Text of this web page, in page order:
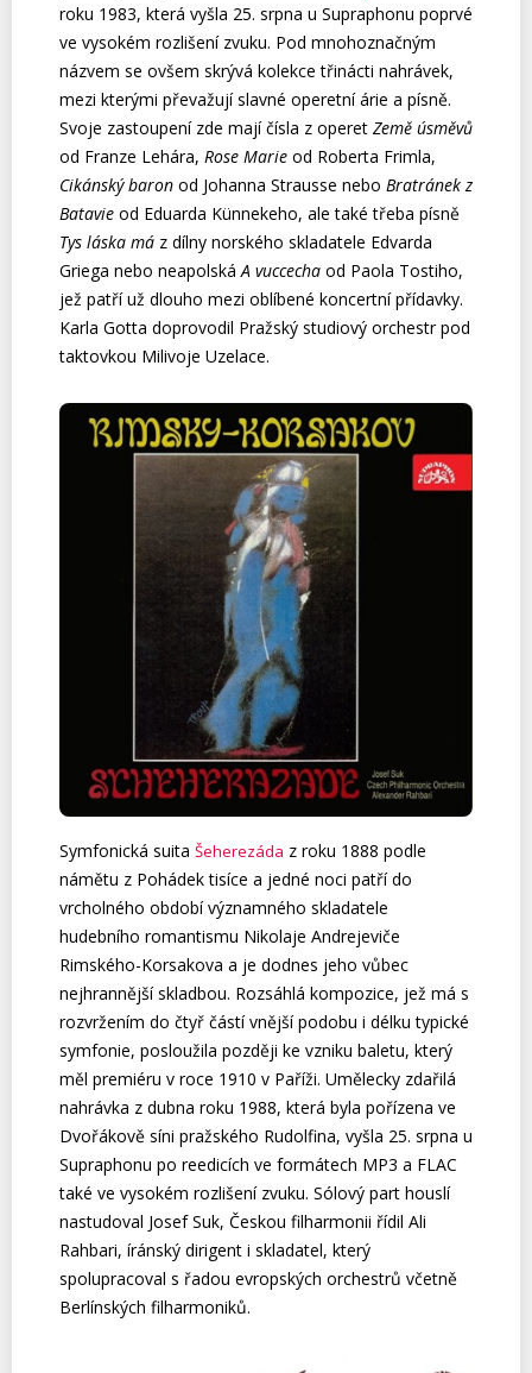
roku 1983, která vyšla 25. srpna u Supraphonu poprvé
ve vysokém rozlišení zvuku. Pod mnohoznačným
názvem se ovšem skrývá kolekce třinácti nahrávek,
mezi kterými převažují slavné operetní árie a písně.
Svoje zastoupení zde mají čísla z operet Země úsměvů
od Franze Lehára, Rose Marie od Roberta Frimla,
Cikánský baron od Johanna Strausse nebo Bratránek z
Batavie od Eduarda Künnekeho, ale také třeba písně
Tys láska má z dílny norského skladatele Edvarda
Griega nebo neapolskáA vuccecha od Paola Tostiho,
jež patří už dlouho mezi oblíbené koncertní přídavky.
Karla Gotta doprovodil Pražský studiový orchestr pod
taktovkou Milivoje Uzelace.
Symfonická suita Šeherezáda z roku 1888 podle
námětu z Pohádek tisíce a jedné noci patří do
vrcholného období významného skladatele
hudebního romantismu Nikolaje Andrejeviče
Rimského-Korsakova a je dodnes jeho vůbec
nejhrannější skladbou. Rozsáhlá kompozice, jež má s
rozvržením do čtyř částí vnější podobu i délku typické
symfonie, posloužila později ke vzniku baletu, který
měl premiéru v roce 1910 v Paříži. Umělecky zdařilá
nahrávka z dubna roku 1988, která byla pořízena ve
Dvořákově síni pražského Rudolfina, vyšla 25. srpna u
Supraphonu po reedicích ve formátech MP3 a FLAC
také ve vysokém rozlišení zvuku. Sólový part houslí
nastudoval Josef Suk, Českou filharmonii řídil Ali
Rahbari, íránský dirigent i skladatel, který
spolupracoval s řadou evropských orchestrů včetně
Berlínských filharmoniků.